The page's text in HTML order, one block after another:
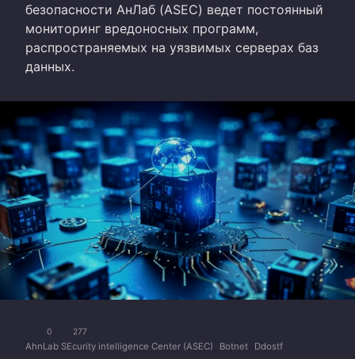
безопасности АнЛаб (ASEC) ведет постоянный
мониторинг вредоносных программ,
распространяемых на уязвимых серверах баз
данных.
0 277
AhnLab SEcurity intelligence Center (ASEC) Botnet Ddostf